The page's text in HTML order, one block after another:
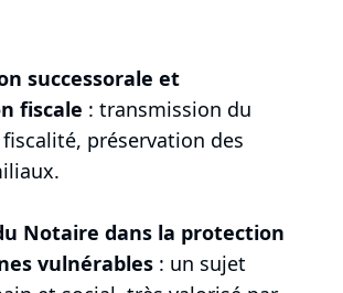
successorale et
fiscale : transmission du
préservation des
Notaire dans la protection
vulnérables : un sujet